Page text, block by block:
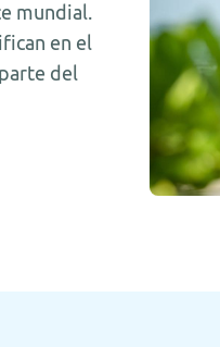
mundial.
en el
del